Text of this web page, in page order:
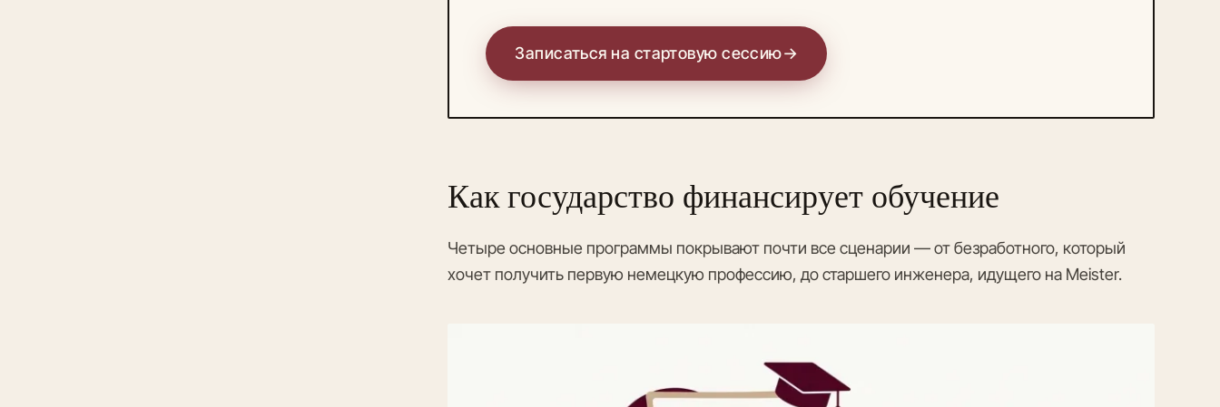
Записаться на стартовую сессию→
Как государство финансирует обучение
Четыре основные программы покрывают почти все сценарии — от безработного, который
хочет получить первую немецкую профессию, до старшего инженера, идущего на Meister.